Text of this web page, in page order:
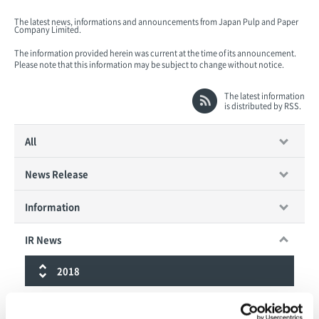
The latest news, informations and announcements from Japan Pulp and Paper
Company Limited.
The information provided herein was current at the time of its announcement.
Please note that this information may be subject to change without notice.
The latest information
is distributed by RSS.
All
News Release
Information
IR News
2018